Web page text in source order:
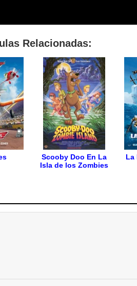
Relacionadas:
Scooby Doo En La
Isla de los Zombies
La